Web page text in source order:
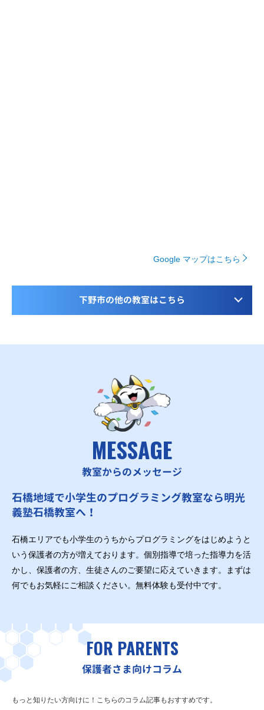
Google マップはこちら
下野市の他の教室はこちら
MESSAGE
教室からのメッセージ
石橋地域で小学生のプログラミング教室なら明光
義塾石橋教室へ！
石橋エリアでも小学生のうちからプログラミングをはじめようと
いう保護者の方が増えております。個別指導で培った指導力を活
かし、保護者の方、生徒さんのご要望に応えていきます。まずは
何でもお気軽にご相談ください。無料体験も受付中です。
FOR PARENTS
保護者さま向けコラム
もっと知りたい方向けに！こちらのコラム記事もおすすめです。